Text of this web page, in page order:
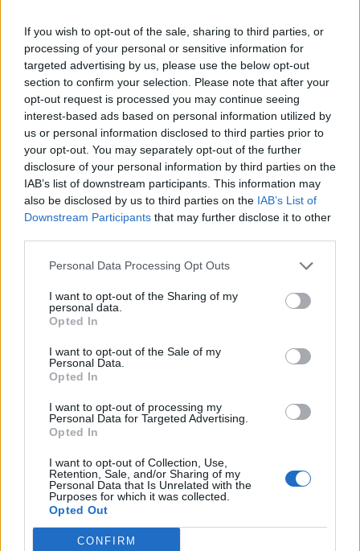
If you wish to opt-out of the sale, sharing to third parties, or
processing of your personal or sensitive information for
targeted advertising by us, please use the below opt-out
section to confirm your selection. Please note that after your
opt-out request is processed you may continue seeing
interest-based ads based on personal information utilized by
us or personal information disclosed to third parties prior to
your opt-out. You may separately opt-out of the further
disclosure of your personal information by third parties on the
IAB’s list of downstream participants. This information may
also be disclosed by us to third parties on the IAB’s List of
Downstream Participants that may further disclose it to other
Personal Data Processing Opt Outs
I want to opt-out of the Sharing of my
personal data.
Opted In
I want to opt-out of the Sale of my
Personal Data.
Opted In
I want to opt-out of processing my
Personal Data for Targeted Advertising.
Opted In
I want to opt-out of Collection, Use,
Retention, Sale, and/or Sharing of my
Personal Data that Is Unrelated with the
Purposes for which it was collected.
Opted Out
CONFIRM
mesma proteção oferecida aos veículos novos.
Leia ainda:Stellantis e CATL vão construir fábrica de
baterias LFP em Espanha
Diésel DS Motores Combustão
Peugeot
Stellantis
Vitor Mendes
Related Posts
NX7 é o novo SUV da Nissan para China e
pode chegar à Europa
VIRGILIO MACHADO 08/08/2026